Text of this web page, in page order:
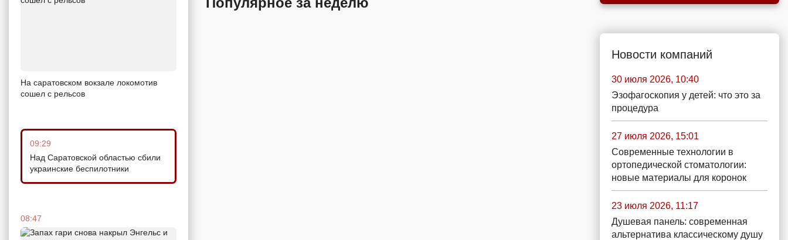
На саратовском вокзале локомотив
сошел с рельсов
09:29
Над Саратовской областью сбили
украинские беспилотники
08:47
Новости компаний
30 июля 2026, 10:40
Эзофагоскопия у детей: что это за
процедура
27 июля 2026, 15:01
Современные технологии в
ортопедической стоматологии:
новые материалы для коронок
23 июля 2026, 11:17
Душевая панель: современная
альтернатива классическому душу